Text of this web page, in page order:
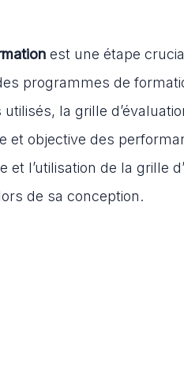
est une étape
programmes de
utilisés, la grille
et objective des
et l’utilisation de la grille
de sa conception.